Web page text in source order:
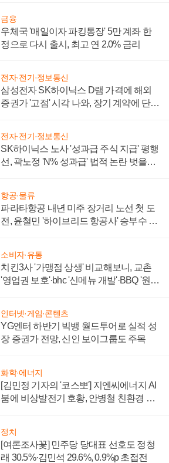
금융
우체국 '매일이자 파킹통장' 5만 계좌 한
정으로 다시 출시, 최고 연 2.0% 금리
전자·전기·정보통신
삼성전자 SK하이닉스 D램 가격에 해외
증권가 '고점' 시각 나와, 장기 계약에 단점
전자·전기·정보통신
SK하이닉스 노사 '성과급 주식 지급' 평행
선, 곽노정 'N% 성과급' 법적 논란 벗을지
항공·물류
파라타항공 내년 미주 장거리 노선 첫 도
전, 윤철민 '하이브리드 항공사' 승부수 통
소비자·유통
치킨3사 '가맹점 상생' 비교해보니, 교촌
'영업권 보호'·bhc '신메뉴 개발'·BBQ '원가
인터넷·게임·콘텐츠
YG엔터 하반기 빅뱅 월드투어로 실적 성
장 증권가 전망, 신인 보이그룹도 주목
화학·에너지
[김민정 기자의 '코스뽀'] 지엔씨에너지 AI
붐에 비상발전기 호황, 안병철 친환경 에
정치
[여론조사꽃] 민주당 당대표 선호도 정청
래 30.5%·김민석 29.6%, 0.9%p 초접전